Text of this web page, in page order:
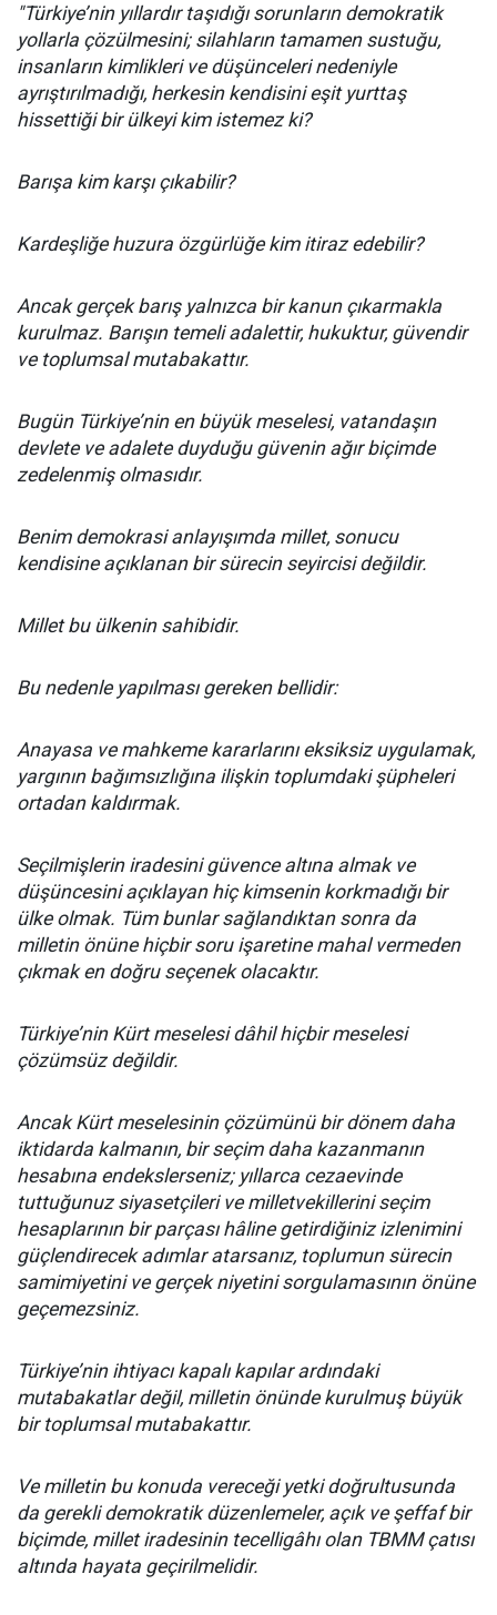
"Türkiye’nin yıllardır taşıdığı sorunların demokratik
yollarla çözülmesini; silahların tamamen sustuğu,
insanların kimlikleri ve düşünceleri nedeniyle
ayrıştırılmadığı, herkesin kendisini eşit yurttaş
hissettiği bir ülkeyi kim istemez ki?
Barışa kim karşı çıkabilir?
Kardeşliğe huzura özgürlüğe kim itiraz edebilir?
Ancak gerçek barış yalnızca bir kanun çıkarmakla
kurulmaz. Barışın temeli adalettir, hukuktur, güvendir
ve toplumsal mutabakattır.
Bugün Türkiye’nin en büyük meselesi, vatandaşın
devlete ve adalete duyduğu güvenin ağır biçimde
zedelenmiş olmasıdır.
Benim demokrasi anlayışımda millet, sonucu
kendisine açıklanan bir sürecin seyircisi değildir.
Millet bu ülkenin sahibidir.
Bu nedenle yapılması gereken bellidir:
Anayasa ve mahkeme kararlarını eksiksiz uygulamak,
yargının bağımsızlığına ilişkin toplumdaki şüpheleri
ortadan kaldırmak.
Seçilmişlerin iradesini güvence altına almak ve
düşüncesini açıklayan hiç kimsenin korkmadığı bir
ülke olmak. Tüm bunlar sağlandıktan sonra da
milletin önüne hiçbir soru işaretine mahal vermeden
çıkmak en doğru seçenek olacaktır.
Türkiye’nin Kürt meselesi dâhil hiçbir meselesi
çözümsüz değildir.
Ancak Kürt meselesinin çözümünü bir dönem daha
iktidarda kalmanın, bir seçim daha kazanmanın
hesabına endekslerseniz; yıllarca cezaevinde
tuttuğunuz siyasetçileri ve milletvekillerini seçim
hesaplarının bir parçası hâline getirdiğiniz izlenimini
güçlendirecek adımlar atarsanız, toplumun sürecin
samimiyetini ve gerçek niyetini sorgulamasının önüne
geçemezsiniz.
Türkiye’nin ihtiyacı kapalı kapılar ardındaki
mutabakatlar değil, milletin önünde kurulmuş büyük
bir toplumsal mutabakattır.
Ve milletin bu konuda vereceği yetki doğrultusunda
da gerekli demokratik düzenlemeler, açık ve şeffaf bir
biçimde, millet iradesinin tecelligâhı olan TBMM çatısı
altında hayata geçirilmelidir.